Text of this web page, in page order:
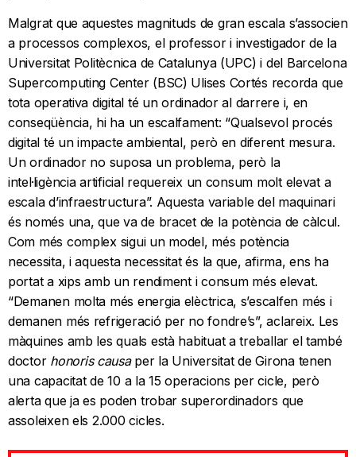
Malgrat que aquestes magnituds de gran escala s’associen
a processos complexos, el professor i investigador de la
Universitat Politècnica de Catalunya (UPC) i del Barcelona
Supercomputing Center (BSC) Ulises Cortés recorda que
tota operativa digital té un ordinador al darrere i, en
conseqüència, hi ha un escalfament: “Qualsevol procés
digital té un impacte ambiental, però en diferent mesura.
Un ordinador no suposa un problema, però la
intel·ligència artificial requereix un consum molt elevat a
escala d’infraestructura”. Aquesta variable del maquinari
és només una, que va de bracet de la potència de càlcul.
Com més complex sigui un model, més potència
necessita, i aquesta necessitat és la que, afirma, ens ha
portat a xips amb un rendiment i consum més elevat.
“Demanen molta més energia elèctrica, s’escalfen més i
demanen més refrigeració per no fondre’s”, aclareix. Les
màquines amb les quals està habituat a treballar el també
doctor honoris causaper la Universitat de Girona tenen
una capacitat de 10 a la 15 operacions per cicle, però
alerta que ja es poden trobar superordinadors que
assoleixen els 2.000 cicles.